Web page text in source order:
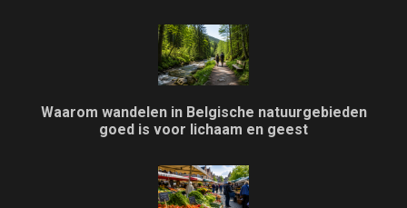
Waarom wandelen in Belgische natuurgebieden
goed is voor lichaam en geest